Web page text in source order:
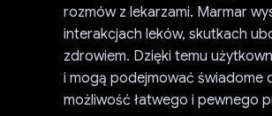
rozmów z lekarzami. Marmar
interakcjach leków, skutkach
zdrowiem. Dzięki temu
i mogą podejmować świadome
możliwość łatwego i pewnego